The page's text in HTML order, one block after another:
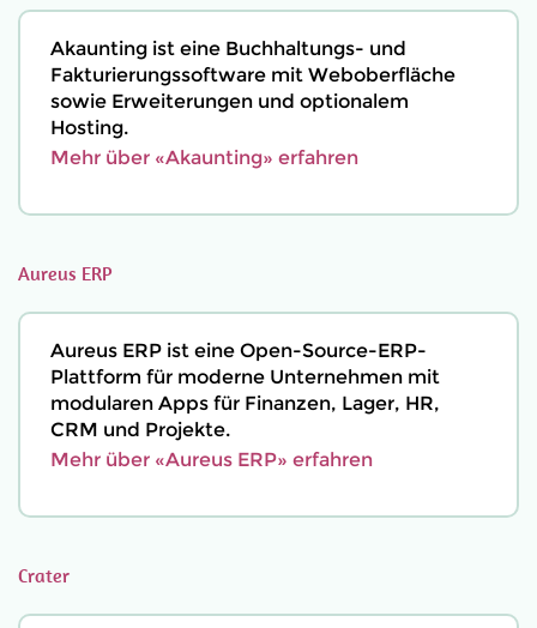
Akaunting ist eine Buchhaltungs- und
Fakturierungssoftware mit Weboberfläche
sowie Erweiterungen und optionalem
Hosting.
Mehr über «Akaunting» erfahren
Aureus ERP
Aureus ERP ist eine Open-Source-ERP-
Plattform für moderne Unternehmen mit
modularen Apps für Finanzen, Lager, HR,
CRM und Projekte.
Mehr über «Aureus ERP» erfahren
Crater